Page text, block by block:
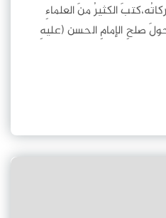
الكثيرُ منَ العلماءِ
صلحِ الإمامِ الحسن (عليهِ